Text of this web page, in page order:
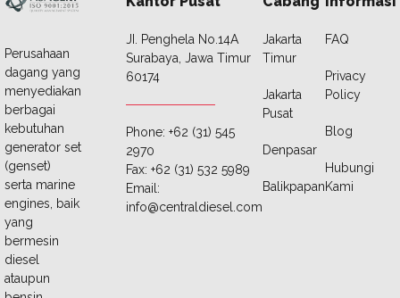
Perusahaan
dagang yang
menyediakan
berbagai
kebutuhan
generator set
(genset)
serta marine
engines, baik
yang
bermesin
diesel
ataupun
JI. Penghela No.14A
Surabaya, Jawa Timur
60174
Phone: +62 (31) 545
2970
Fax: +62 (31) 532 5989
Email:
info@centraldiesel.com
Jakarta
Timur
Jakarta
Pusat
Denpasar
Balikpapan
FAQ
Privacy
Policy
Blog
Hubungi
Kami